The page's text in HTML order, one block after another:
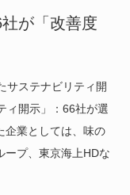
が「改善度
サステナビリティ開
ィ開示」：66社が選
企業としては、味の
ープ、東京海上HDな